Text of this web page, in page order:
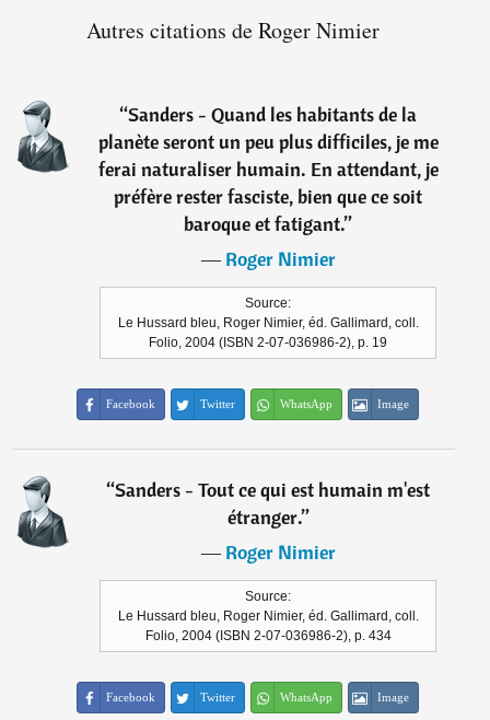
Autres citations de Roger Nimier
“Sanders - Quand les habitants de la
planète seront un peu plus difficiles, je me
ferai naturaliser humain. En attendant, je
préfère rester fasciste, bien que ce soit
baroque et fatigant.”
―Roger Nimier
Source:
Le Hussard bleu, Roger Nimier, éd. Gallimard, coll.
Folio, 2004 (ISBN 2-07-036986-2), p. 19
Facebook Twitter WhatsApp Image
“Sanders - Tout ce qui est humain m'est
étranger.”
―Roger Nimier
Source:
Le Hussard bleu, Roger Nimier, éd. Gallimard, coll.
Folio, 2004 (ISBN 2-07-036986-2), p. 434
Facebook Twitter WhatsApp Image